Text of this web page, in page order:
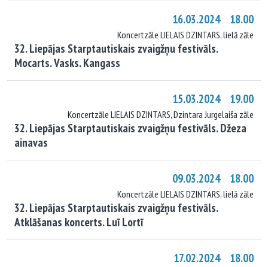
16.03.2024 18.00
Koncertzāle LIELAIS DZINTARS, lielā zāle
32. Liepājas Starptautiskais zvaigžņu festivāls.
Mocarts. Vasks. Kangass
15.03.2024 19.00
Koncertzāle LIELAIS DZINTARS, Dzintara Jurgelaiša zāle
32. Liepājas Starptautiskais zvaigžņu festivāls. Džeza
ainavas
09.03.2024 18.00
Koncertzāle LIELAIS DZINTARS, lielā zāle
32. Liepājas Starptautiskais zvaigžņu festivāls.
Atklāšanas koncerts. Luī Lortī
17.02.2024 18.00